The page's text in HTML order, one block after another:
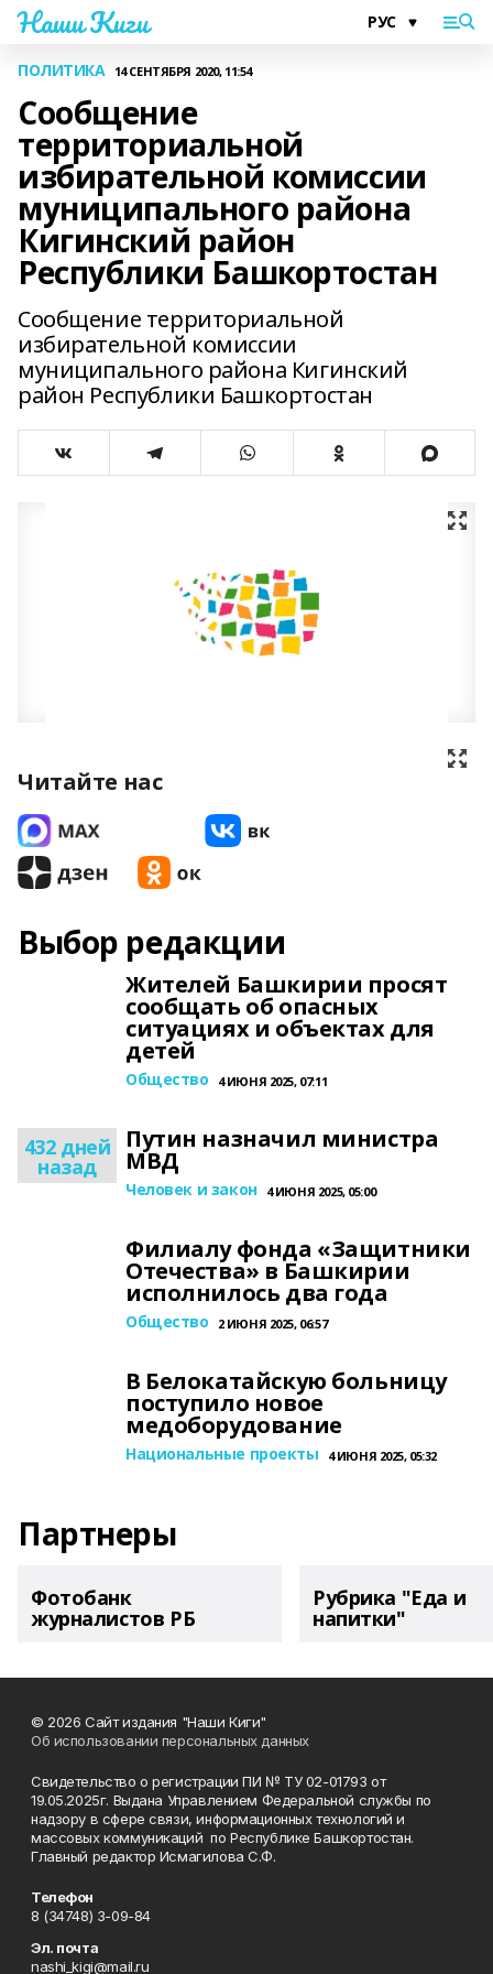
Наши Киги
ПОЛИТИКА 14 СЕНТЯБРЯ 2020, 11:54
Сообщение
территориальной
избирательной комиссии
муниципального района
Кигинский район
Республики Башкортостан
Сообщение территориальной
избирательной комиссии
муниципального района Кигинский
район Республики Башкортостан
Читайте нас
Выбор редакции
Жителей Башкирии просят
сообщать об опасных
ситуациях и объектах для
детей
Общество 4 ИЮНЯ 2025, 07:11
432 дней
назад
Путин назначил министра
МВД
Человек и закон 4 ИЮНЯ 2025, 05:00
Филиалу фонда «Защитники
Отечества» в Башкирии
исполнилось два года
Общество 2 ИЮНЯ 2025, 06:57
В Белокатайскую больницу
поступило новое
медоборудование
Национальные проекты 4 ИЮНЯ 2025, 05:32
Партнеры
Фотобанк
журналистов РБ
Рубрика "Еда и
напитки"
© 2026 Сайт издания "Наши Киги"
Об использовании персональных данных
Свидетельство о регистрации ПИ № ТУ 02-01793 от
19.05.2025г. Выдана Управлением Федеральной службы по
надзору в сфере связи, информационных технологий и
массовых коммуникаций по Республике Башкортостан.
Главный редактор Исмагилова С.Ф.
Телефон
8 (34748) 3-09-84
Эл. почта
nashi_kigi@mail.ru